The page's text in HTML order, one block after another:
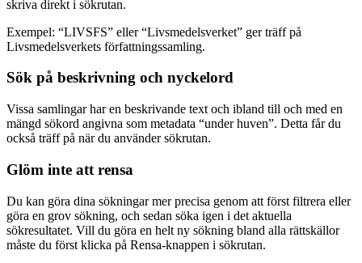
skriva direkt i sökrutan.
Exempel: “LIVSFS” eller “Livsmedelsverket” ger träff på
Livsmedelsverkets författningssamling.
Sök på beskrivning och nyckelord
Vissa samlingar har en beskrivande text och ibland till och med en
mängd sökord angivna som metadata “under huven”. Detta får du
också träff på när du använder sökrutan.
Glöm inte att rensa
Du kan göra dina sökningar mer precisa genom att först filtrera eller
göra en grov sökning, och sedan söka igen i det aktuella
sökresultatet. Vill du göra en helt ny sökning bland alla rättskällor
måste du först klicka på Rensa-knappen i sökrutan.